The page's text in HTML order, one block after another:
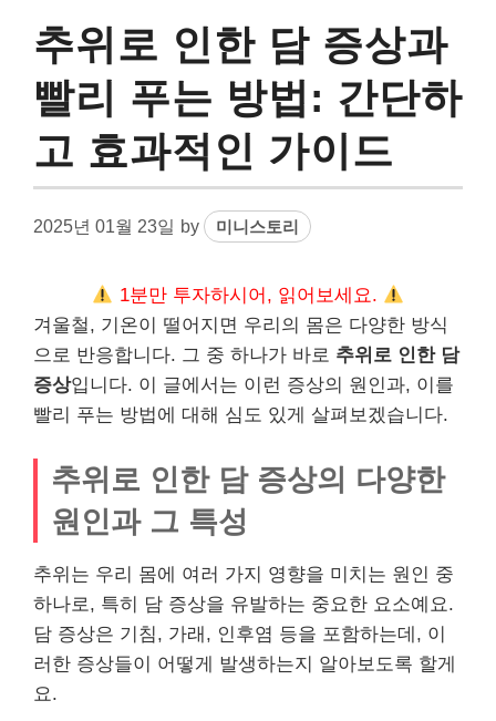
추위로 인한 담 증상과
빨리 푸는 방법: 간단하
고 효과적인 가이드
2025년 01월 23일 by 미니스토리
1분만 투자하시어, 읽어보세요.
겨울철, 기온이 떨어지면 우리의 몸은 다양한 방식
으로 반응합니다. 그 중 하나가 바로 추위로 인한 담
증상입니다. 이 글에서는 이런 증상의 원인과, 이를
빨리 푸는 방법에 대해 심도 있게 살펴보겠습니다.
추위로 인한 담 증상의 다양한
원인과 그 특성
추위는 우리 몸에 여러 가지 영향을 미치는 원인 중
하나로, 특히 담 증상을 유발하는 중요한 요소예요.
담 증상은 기침, 가래, 인후염 등을 포함하는데, 이
러한 증상들이 어떻게 발생하는지 알아보도록 할게
요.